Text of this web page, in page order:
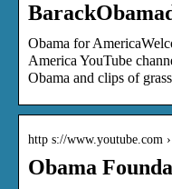
Obama for
America YouTube
Obama and clips of
http s://www.youtube.com
Obama